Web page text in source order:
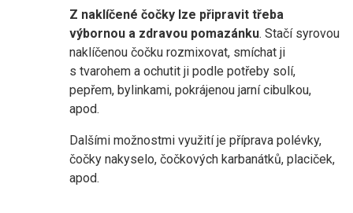
Z naklíčené čočky lze připravit třeba
výbornou a zdravou pomazánku. Stačí syrovou
naklíčenou čočku rozmixovat, smíchat ji
s tvarohem a ochutit ji podle potřeby solí,
pepřem, bylinkami, pokrájenou jarní cibulkou,
apod.
Dalšími možnostmi využití je příprava polévky,
čočky nakyselo, čočkových karbanátků, placiček,
apod.